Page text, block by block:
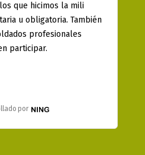
que hicimos la mili
u obligatoria. También
profesionales
participar.
por